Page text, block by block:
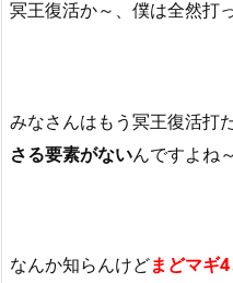
冥王復活か～、僕は全然打
みなさんはもう冥王復活打
さる要素がないんですよね
なんか知らんけどまどマギ